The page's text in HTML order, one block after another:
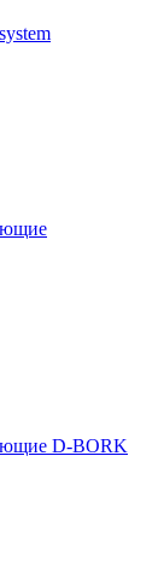
D-BORK